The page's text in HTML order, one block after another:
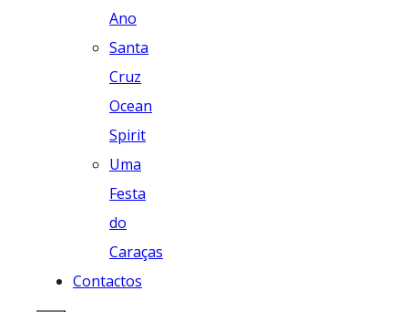
Ano
Santa
Cruz
Ocean
Spirit
Uma
Festa
do
Caraças
Contactos